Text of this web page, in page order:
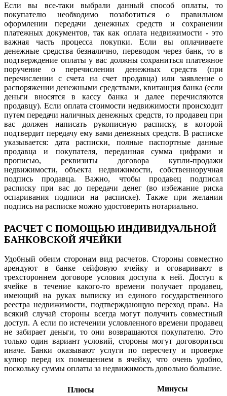
Если вы все-таки выбрали данный способ оплаты, то
покупателю необходимо позаботиться о правильном
оформлении передачи денежных средств и сохранении
платежных документов, так как оплата недвижимости - это
важная часть процесса покупки. Если вы оплачиваете
денежные средства безналично, переводом через банк, то в
подтверждение оплаты у вас должны сохраниться платежное
поручение о перечислении денежных средств (при
перечислении с счета на счет продавца) или заявление о
распоряжении денежными средствами, квитанция банка (если
деньги вносятся в кассу банка и далее перечисляются
продавцу). Если оплата стоимости недвижимости происходит
путем передачи наличных денежных средств, то продавец при
вас должен написать рукописную расписку, в которой
подтвердит передачу ему вами денежных средств. В расписке
указывается: дата расписки, полные паспортные данные
продавца и покупателя, переданная сумма цифрами и
прописью, реквизиты договора купли-продажи
недвижимости, объекта недвижимости, собственноручная
подпись продавца. Важно, чтобы продавец подписал
расписку при вас до передачи денег (во избежание риска
оспаривания подписи на расписке). Также при желании
подпись на расписке можно удостоверить нотариально.
РАСЧЕТ С ПОМОЩЬЮ ИНДИВИДУАЛЬНОЙ
БАНКОВСКОЙ ЯЧЕЙКИ
Удобный обеим сторонам вид расчетов. Стороны совместно
арендуют в банке сейфовую ячейку и оговаривают в
трехстороннем договоре условия доступа к ней. Доступ к
ячейке в течение какого-то времени получает продавец,
имеющий на руках выписку из единого государственного
реестра недвижимости, подтверждающую переход права. На
всякий случай стороны всегда могут получить совместный
доступ. А если по истечении условленного времени продавец
не забирает деньги, то они возвращаются покупателю. Это
только один вариант условий, стороны могут договориться
иначе. Банки оказывают услуги по пересчету и проверке
купюр перед их помещением в ячейку, что очень удобно,
поскольку суммы оплаты за недвижимость довольно большие.
Плюсы
Минусы